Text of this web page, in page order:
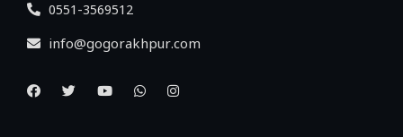
0551-3569512
info@gogorakhpur.com